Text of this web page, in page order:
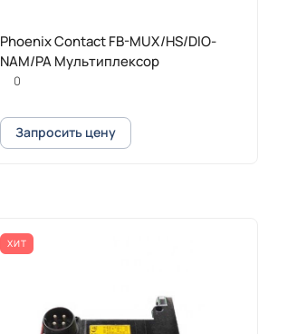
Phoenix Contact FB-MUX/HS/DIO-
NAM/PA Мультиплексор
0
Запросить цену
ХИТ